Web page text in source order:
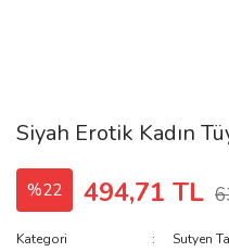
Siyah Erotik Kadın
%22 494,71 TL
Kategori
Sutyen